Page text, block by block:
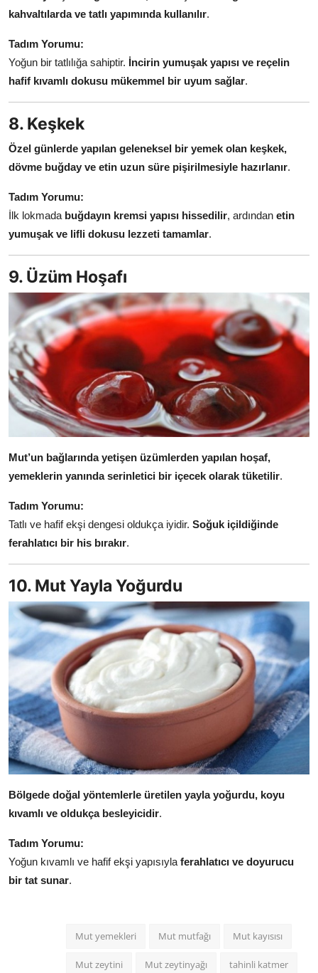
kahvaltılarda ve tatlı yapımında kullanılır.
Tadım Yorumu:
Yoğun bir tatlılığa sahiptir. İncirin yumuşak yapısı ve reçelin
hafif kıvamlı dokusu mükemmel bir uyum sağlar.
8. Keşkek
Özel günlerde yapılan geleneksel bir yemek olan keşkek,
dövme buğday ve etin uzun süre pişirilmesiyle hazırlanır.
Tadım Yorumu:
İlk lokmada buğdayın kremsi yapısı hissedilir, ardından etin
yumuşak ve lifli dokusu lezzeti tamamlar.
9. Üzüm Hoşafı
Mut’un bağlarında yetişen üzümlerden yapılan hoşaf,
yemeklerin yanında serinletici bir içecek olarak tüketilir.
Tadım Yorumu:
Tatlı ve hafif ekşi dengesi oldukça iyidir. Soğuk içildiğinde
ferahlatıcı bir his bırakır.
10. Mut Yayla Yoğurdu
Bölgede doğal yöntemlerle üretilen yayla yoğurdu, koyu
kıvamlı ve oldukça besleyicidir.
Tadım Yorumu:
Yoğun kıvamlı ve hafif ekşi yapısıyla ferahlatıcı ve doyurucu
bir tat sunar.
Mut yemekleri Mut mutfağı Mut kayısısı
Mut zeytini Mut zeytinyağı tahinli katmer